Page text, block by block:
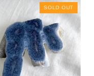
SOLD OUT